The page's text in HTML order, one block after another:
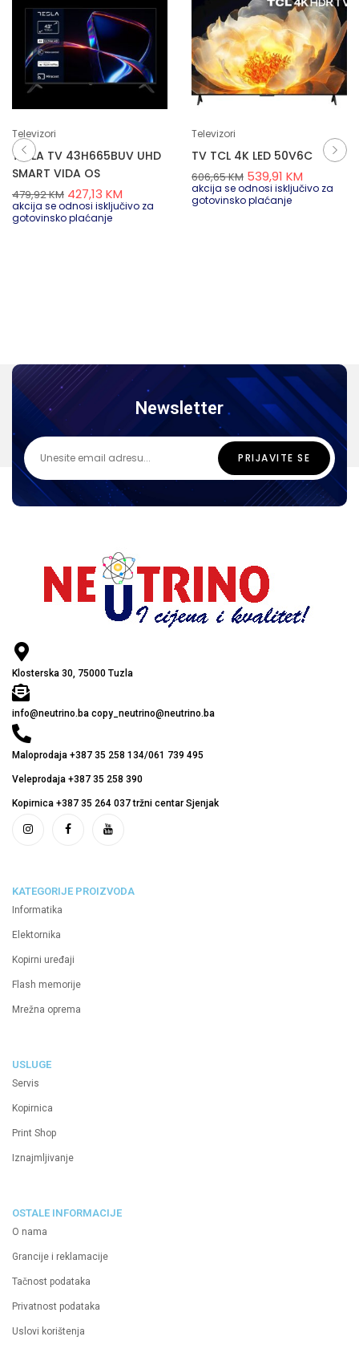
Televizori
TESLA TV 43H665BUV UHD
SMART VIDA OS
479,92KM 427,13 KM
akcija se odnosi isključivo za
gotovinsko plaćanje
Televizori
TV TCL 4K LED 50V6C
606,65KM 539,91 KM
akcija se odnosi isključivo za
gotovinsko plaćanje
Newsletter
Klosterska 30, 75000 Tuzla
info@neutrino.ba copy_neutrino@neutrino.ba
Maloprodaja +387 35 258 134/061 739 495
Veleprodaja +387 35 258 390
Kopirnica +387 35 264 037 tržni centar Sjenjak
KATEGORIJE PROIZVODA
Informatika
Elektornika
Kopirni uređaji
Flash memorije
Mrežna oprema
USLUGE
Servis
Kopirnica
Print Shop
Iznajmljivanje
OSTALE INFORMACIJE
O nama
Grancije i reklamacije
Tačnost podataka
Privatnost podataka
Uslovi korištenja